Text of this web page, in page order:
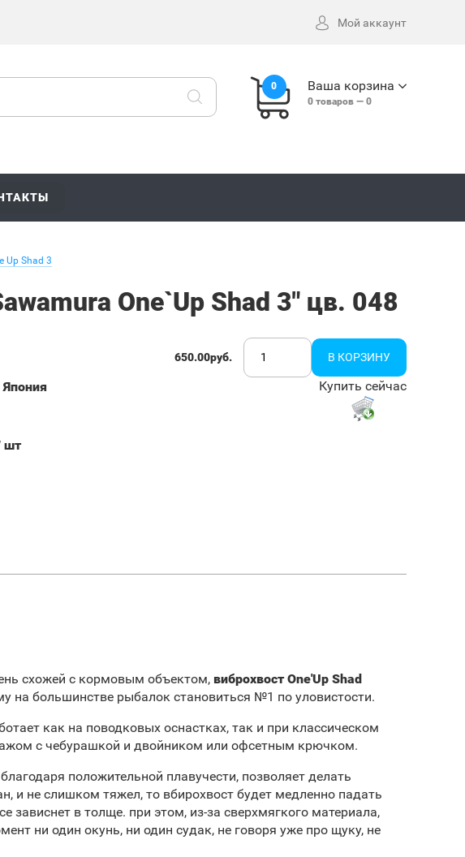
Мой аккаунт
0 Ваша корзина
0 товаров — 0
Up Shad 3
One`Up Shad 3" цв. 048
650.00руб.
Япония
шт
Купить сейчас
схожей с кормовым объектом, виброхвост One'Up Shad
на большинстве рыбалок становиться №1 по уловистости.
как на поводковых оснастках, так и при классическом
с чебурашкой и двойником или офсетным крючком.
положительной плавучести, позволяет делать
и не слишком тяжел, то вбирохвост будет медленно падать
зависнет в толще. при этом, из-за сверхмягкого материала,
ни один окунь, ни один судак, не говоря уже про щуку, не